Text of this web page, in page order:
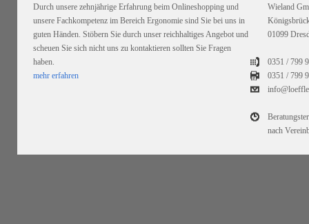
Durch unsere zehnjährige Erfahrung beim Onlineshopping und
unsere Fachkompetenz im Bereich Ergonomie sind Sie bei uns in
guten Händen. Stöbern Sie durch unser reichhaltiges Angebot und
scheuen Sie sich nicht uns zu kontaktieren sollten Sie Fragen
haben.
mehr erfahren
Wieland
01099
0351 / 799
0351 /799
nach